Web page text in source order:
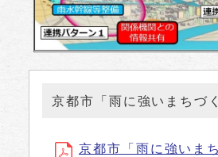
京都市「雨に強いまちづ
京都市「雨に強いま